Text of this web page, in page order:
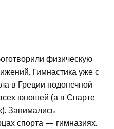
физическую
Гимнастика уже с
в Греции подопечной
юношей (а в Спарте
Занимались
спорта — гимназиях.